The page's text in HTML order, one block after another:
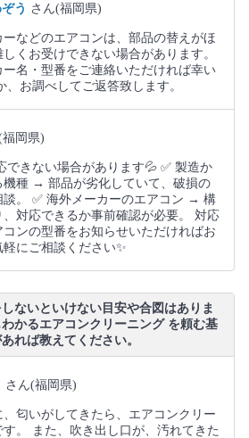
う さん(福岡県)
などのエアコンは、部品の替えがほ
くお受けできない場合があります。
ー名・型番をご連絡いただければ幸い
お調べしてご返答致します。
福岡県)
できない場合があります💦 ✅ 製造か
機種 → 部品が劣化していて、破損の
談。 ✅ 海外メーカーのエアコン → 構
対応できるか事前確認が必要。 対応
ンの型番をお知らせいただければお
にご相談ください✨
ないといけない目安や合図はありま
かるエアコンクリーニング を頼む基
れば教えてください。
さん(福岡県)
匂いがしてきたら、エアコンクリー
。 また、吹き出し口が、汚れてきた